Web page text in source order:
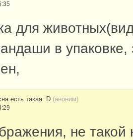
для
в упаковке,
есть такая :D (аноним)
не такой